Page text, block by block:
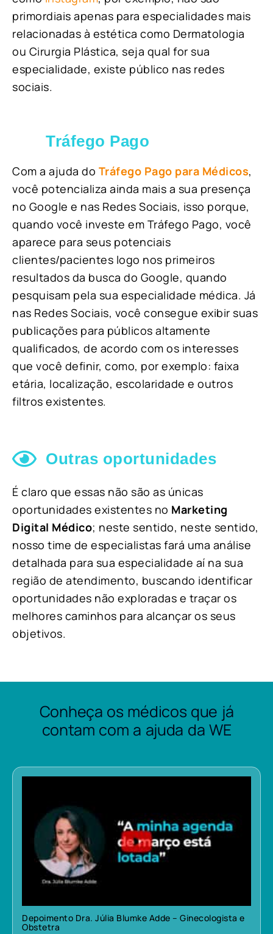
primordiais apenas para especialidades mais
relacionadas à estética como Dermatologia
ou Cirurgia Plástica, seja qual for sua
especialidade, existe público nas redes
sociais.
Tráfego Pago
Com a ajuda do Tráfego Pago para Médicos,
você potencializa ainda mais a sua presença
no Google e nas Redes Sociais, isso porque,
quando você investe em Tráfego Pago, você
aparece para seus potenciais
clientes/pacientes logo nos primeiros
resultados da busca do Google, quando
pesquisam pela sua especialidade médica. Já
nas Redes Sociais, você consegue exibir suas
publicações para públicos altamente
qualificados, de acordo com os interesses
que você definir, como, por exemplo: faixa
etária, localização, escolaridade e outros
filtros existentes.
Outras oportunidades
É claro que essas não são as únicas
oportunidades existentes no Marketing
Digital Médico; neste sentido, neste sentido,
nosso time de especialistas fará uma análise
detalhada para sua especialidade aí na sua
região de atendimento, buscando identificar
oportunidades não exploradas e traçar os
melhores caminhos para alcançar os seus
objetivos.
Conheça os médicos que já
contam com a ajuda da WE
Depoimento Dra. Júlia Blumke Adde – Ginecologista e
Obstetra